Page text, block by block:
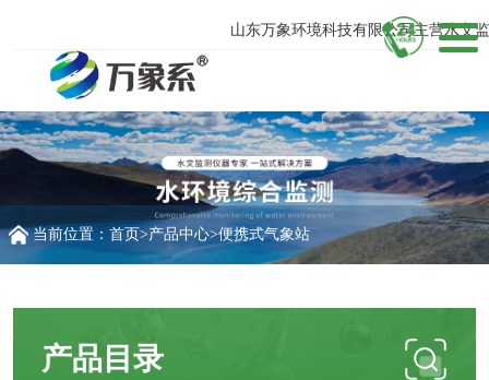
山东万象环境科技有限公司主营水文
当前位置： 首页>产品中心>便携式气象站
产品目录